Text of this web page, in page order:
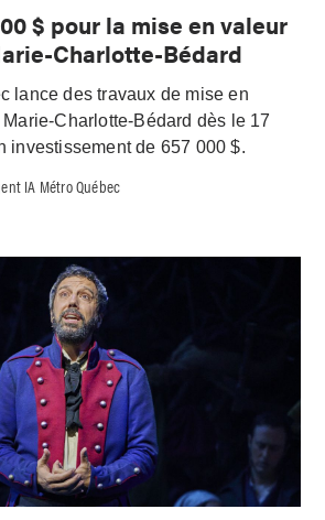
$ pour la mise en valeur
Charlotte-Bédard
lance des travaux de mise en
Charlotte-Bédard dès le 17
investissement de 657 000 $.
IA Métro Québec